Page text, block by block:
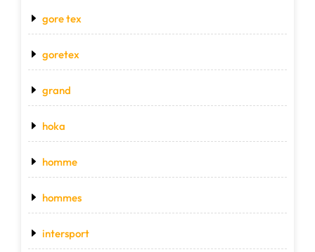
gore tex
goretex
grand
hoka
homme
hommes
intersport